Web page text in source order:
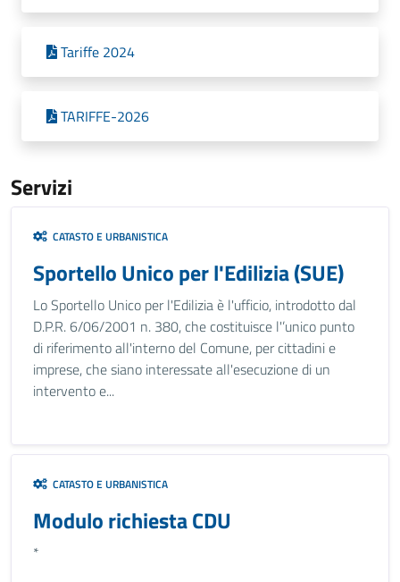
Tariffe 2024
TARIFFE-2026
Servizi
CATASTO E URBANISTICA
Sportello Unico per l'Edilizia (SUE)
Lo Sportello Unico per l'Edilizia è l'ufficio, introdotto dal
D.P.R. 6/06/2001 n. 380, che costituisce l'’unico punto
di riferimento all'interno del Comune, per cittadini e
imprese, che siano interessate all'esecuzione di un
intervento e...
CATASTO E URBANISTICA
Modulo richiesta CDU
*